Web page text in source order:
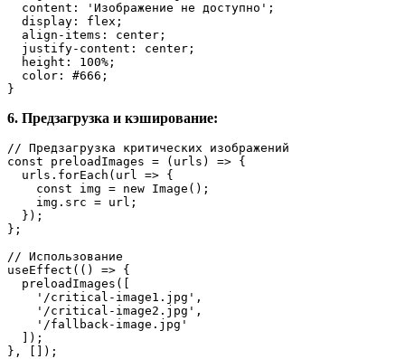
content : 'Изображение не доступно' ;
display : flex;
align-items : center;
justify-content : center;
height : 100% ;
color : #666 ;
}
6. Предзагрузка и кэширование:
// Предзагрузка критических изображений
const
preloadImages = ( urls ) => {
  urls.
forEach ( url => {
const img = new Image ();
    img.
src = url;
  });
};
// Использование
useEffect ( () => {
preloadImages ([
'/critical-image1.jpg' ,
'/critical-image2.jpg' ,
'/fallback-image.jpg'
  ]);
}, []);